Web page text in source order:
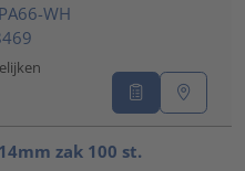
WH
zak 100 st.